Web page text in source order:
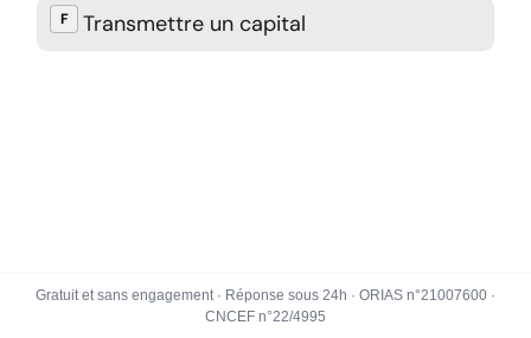
Gratuit et sans engagement · Réponse sous 24h · ORIAS n°21007600 ·
CNCEF n°22/4995